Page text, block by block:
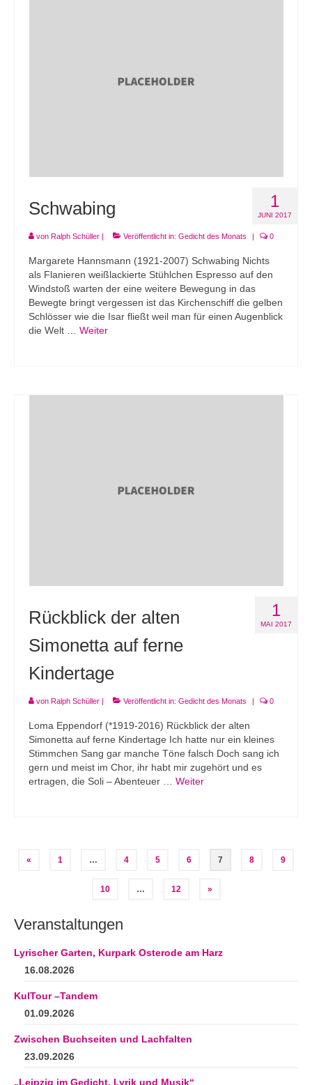
1
JUNI 2017
Schwabing
von Ralph Schüller | Veröffentlicht in: Gedicht des Monats | 0
Margarete Hannsmann (1921-2007) Schwabing Nichts
als Flanieren weißlackierte Stühlchen Espresso auf den
Windstoß warten der eine weitere Bewegung in das
Bewegte bringt vergessen ist das Kirchenschiff die gelben
Schlösser wie die Isar fließt weil man für einen Augenblick
die Welt … Weiter
1
MAI 2017
Rückblick der alten
Simonetta auf ferne
Kindertage
von Ralph Schüller | Veröffentlicht in: Gedicht des Monats | 0
Loma Eppendorf (*1919-2016) Rückblick der alten
Simonetta auf ferne Kindertage Ich hatte nur ein kleines
Stimmchen Sang gar manche Töne falsch Doch sang ich
gern und meist im Chor, ihr habt mir zugehört und es
ertragen, die Soli – Abenteuer … Weiter
Seitennummerierung
Beiträge
« 1 … 4 5 6 7 8 9
10 … 12 »
Veranstaltungen
Lyrischer Garten, Kurpark Osterode am Harz
16.08.2026
KulTour –Tandem
01.09.2026
Zwischen Buchseiten und Lachfalten
23.09.2026
„Leipzig im Gedicht. Lyrik und Musik“